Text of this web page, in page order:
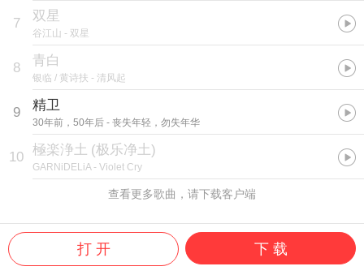
7 双星
谷江山 - 双星
8 青白
银临 / 黄诗扶 - 清风起
9 精卫
30年前，50年后 - 丧失年轻，勿失年华
10 極楽浄土 (极乐净土)
GARNiDELiA- Violet Cry
查看更多歌曲，请下载客户端
打 开 下 载